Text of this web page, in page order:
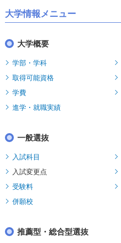
大学情報メニュー
大学概要
学部・学科
取得可能資格
学費
進学・就職実績
一般選抜
入試科目
入試変更点
受験料
併願校
推薦型・総合型選抜